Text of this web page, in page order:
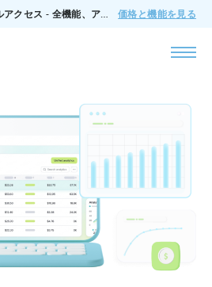
🔥月額$200でTenjinにフルアクセス - 全機能、アドオンなし、いつでもキャンセル可能。 価格と機能を見る